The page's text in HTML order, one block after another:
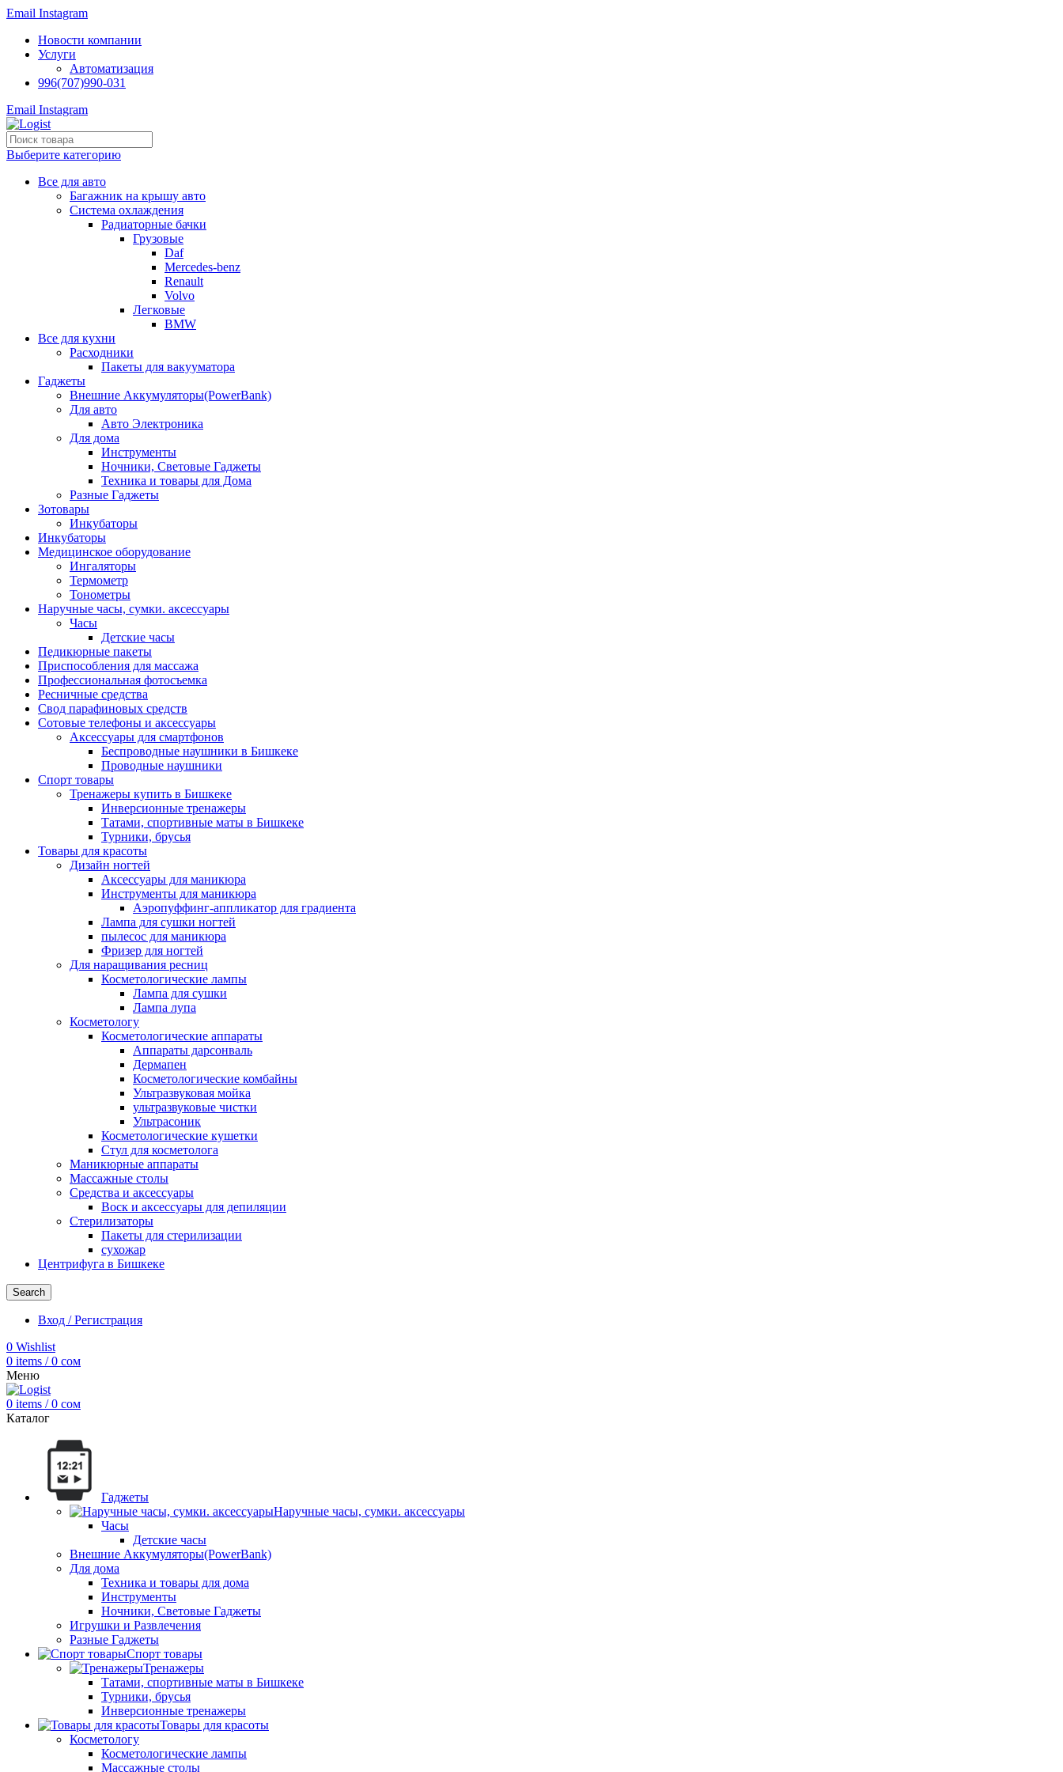
Email Instagram
Новости компании
Услуги
Автоматизация
996(707)990-031
Email Instagram
Выберите категорию
Все для авто
Багажник на крышу авто
Система охлаждения
Радиаторные бачки
Грузовые
Daf
Mercedes-benz
Renault
Volvo
Легковые
BMW
Все для кухни
Расходники
Пакеты для вакууматора
Гаджеты
Внешние Аккумуляторы(PowerBank)
Для авто
Авто Электроника
Для дома
Инструменты
Ночники, Световые Гаджеты
Техника и товары для Дома
Разные Гаджеты
Зотовары
Инкубаторы
Инкубаторы
Медицинское оборудование
Ингаляторы
Термометр
Тонометры
Наручные часы, сумки. аксессуары
Часы
Детские часы
Педикюрные пакеты
Приспособления для массажа
Профессиональная фотосъемка
Ресничные средства
Свод парафиновых средств
Сотовые телефоны и аксессуары
Аксессуары для смартфонов
Беспроводные наушники в Бишкеке
Проводные наушники
Спорт товары
Тренажеры купить в Бишкеке
Инверсионные тренажеры
Татами, спортивные маты в Бишкеке
Турники, брусья
Товары для красоты
Дизайн ногтей
Аксессуары для маникюра
Инструменты для маникюра
Аэропуффинг-аппликатор для градиента
Лампа для сушки ногтей
пылесос для маникюра
Фризер для ногтей
Для наращивания ресниц
Косметологические лампы
Лампа для сушки
Лампа лупа
Косметологу
Косметологические аппараты
Аппараты дарсонваль
Дермапен
Косметологические комбайны
Ультразвуковая мойка
ультразвуковые чистки
Ультрасоник
Косметологические кушетки
Стул для косметолога
Маникюрные аппараты
Массажные столы
Средства и аксессуары
Воск и аксессуары для депиляции
Стерилизаторы
Пакеты для стерилизации
сухожар
Центрифуга в Бишкеке
Search
Вход / Регистрация
0 Wishlist
0 items / 0 сом
Меню
0 items / 0 сом
Каталог
Гаджеты
Наручные часы, сумки. аксессуары
Часы
Детские часы
Внешние Аккумуляторы(PowerBank)
Для дома
Техника и товары для дома
Инструменты
Ночники, Световые Гаджеты
Игрушки и Развлечения
Разные Гаджеты
Спорт товары
Тренажеры
Татами, спортивные маты в Бишкеке
Турники, брусья
Инверсионные тренажеры
Товары для красоты
Косметологу
Косметологические лампы
Массажные столы